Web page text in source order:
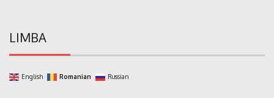
LIMBA
English Romanian Russian